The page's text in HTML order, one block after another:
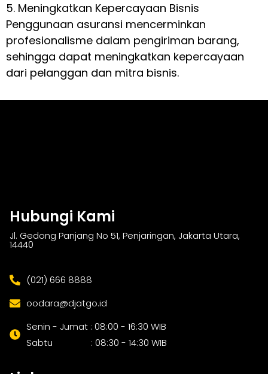
5. Meningkatkan Kepercayaan Bisnis
Penggunaan asuransi mencerminkan
profesionalisme dalam pengiriman barang,
sehingga dapat meningkatkan kepercayaan
dari pelanggan dan mitra bisnis.
Hubungi Kami
Jl. Gedong Panjang No 51, Penjaringan, Jakarta Utara,
14440
(021) 666 8888
oodara@djatgo.id
Senin - Jumat : 08:00 - 16:30 WIB
Sabtu : 08:30 - 14:30 WIB